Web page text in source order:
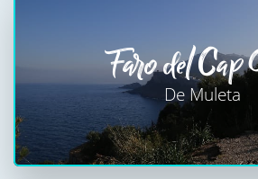
Faro del Cap
De Muleta